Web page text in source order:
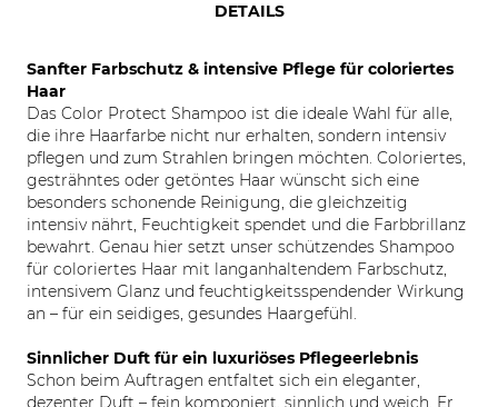
DETAILS
Sanfter Farbschutz & intensive Pflege für coloriertes
Haar
Das Color Protect Shampoo ist die ideale Wahl für alle,
die ihre Haarfarbe nicht nur erhalten, sondern intensiv
pflegen und zum Strahlen bringen möchten. Coloriertes,
gesträhntes oder getöntes Haar wünscht sich eine
besonders schonende Reinigung, die gleichzeitig
intensiv nährt, Feuchtigkeit spendet und die Farbbrillanz
bewahrt. Genau hier setzt unser schützendes Shampoo
für coloriertes Haar mit langanhaltendem Farbschutz,
intensivem Glanz und feuchtigkeitsspendender Wirkung
an – für ein seidiges, gesundes Haargefühl.
Sinnlicher Duft für ein luxuriöses Pflegeerlebnis
Schon beim Auftragen entfaltet sich ein eleganter,
dezenter Duft – fein komponiert, sinnlich und weich. Er